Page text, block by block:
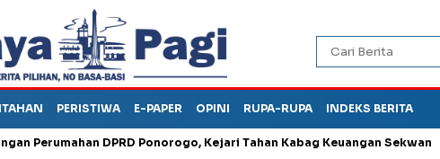
PERISTIWA E-PAPER OPINI RUPA-RUPA INDEKS BERITA
DPRD Ponorogo, Kejari Tahan Kabag Keuangan Sekwan